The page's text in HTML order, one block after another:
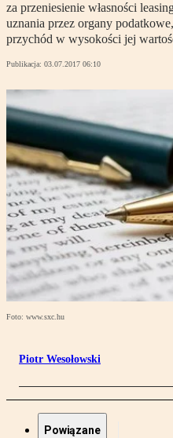
za przeniesienie własności
uznania przez organy
przychód w wysokości jej
Publikacja: 03.07.2017 06:10
Foto: www.sxc.hu
Piotr Wesołowski
Powiązane